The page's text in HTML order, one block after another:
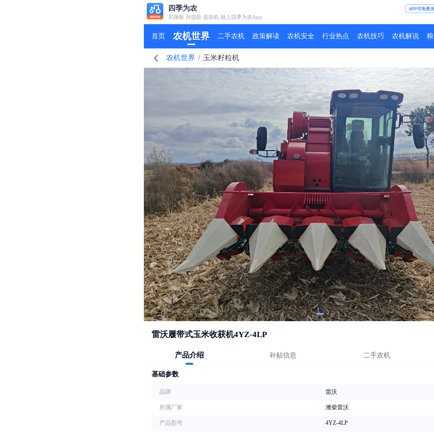
四季为农
买保险 办贷款 选农机 就上四季为农App
首页 农机世界 二手农机 政策解读 农机安全 行业热点 农机技巧 农机解说
农机世界 / 玉米籽粒机
雷沃履带式玉米收获机4YZ-4LP
产品介绍 补贴信息 二手农机
基础参数
品牌 雷沃
所属厂家 潍柴雷沃
产品型号 4YZ-4LP